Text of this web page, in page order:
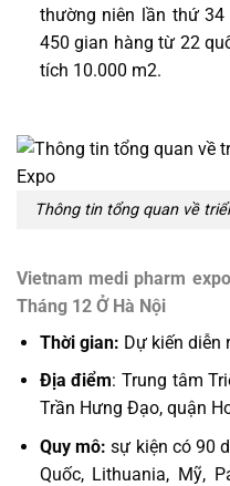
thường niên lần thứ
450 gian hàng từ 22
tích 10.000 m2.
Thông tin tổng quan về
Vietnam medi pharm
Tháng 12 Ở Hà Nội
Thời gian: Dự kiến diễn
Địa điểm: Trung tâm
Trần Hưng Đạo, quận
Quy mô: sự kiện có 90
Quốc, Lithuania, Mỹ,